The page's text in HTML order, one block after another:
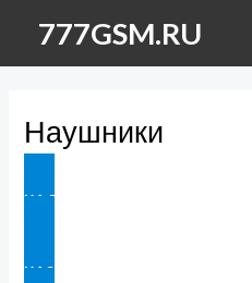
содержимому
777GSM.RU
Наушники
НА ГЛАВНУЮ
НАЗАД В АКСЕССУАРЫ